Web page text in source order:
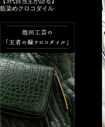
藍染めクロコダイル